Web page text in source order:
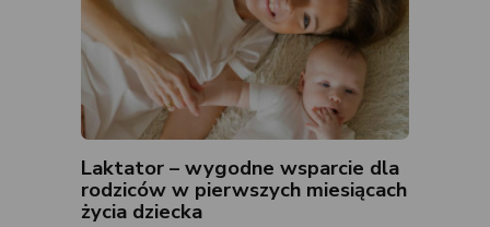
Laktator – wygodne wsparcie dla
rodziców w pierwszych miesiącach
życia dziecka